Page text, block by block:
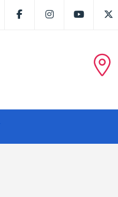
FacebookInstagramYoutube
X